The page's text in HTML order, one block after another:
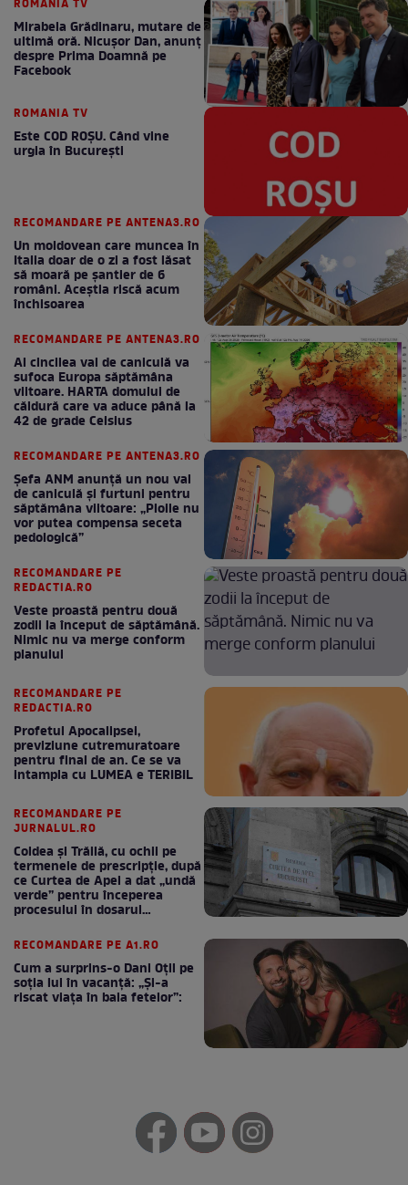
ROMANIA TV
Mirabela Grădinaru, mutare de
ultimă oră. Nicuşor Dan, anunţ
despre Prima Doamnă pe
Facebook
ROMANIA TV
Este COD ROŞU. Când vine
urgia în Bucureşti
RECOMANDARE PE ANTENA3.RO
Un moldovean care muncea în
Italia doar de o zi a fost lăsat
să moară pe şantier de 6
români. Aceștia riscă acum
închisoarea
RECOMANDARE PE ANTENA3.RO
Al cincilea val de caniculă va
sufoca Europa săptămâna
viitoare. HARTA domului de
căldură care va aduce până la
42 de grade Celsius
RECOMANDARE PE ANTENA3.RO
Șefa ANM anunță un nou val
de caniculă și furtuni pentru
săptămâna viitoare: „Ploile nu
vor putea compensa seceta
pedologică”
RECOMANDARE PE
REDACTIA.RO
Veste proastă pentru două
zodii la început de săptămână.
Nimic nu va merge conform
planului
RECOMANDARE PE
REDACTIA.RO
Profetul Apocalipsei,
previziune cutremuratoare
pentru final de an. Ce se va
intampla cu LUMEA e TERIBIL
RECOMANDARE PE
JURNALUL.RO
Coldea și Trăilă, cu ochii pe
termenele de prescripție, după
ce Curtea de Apel a dat „undă
verde” pentru începerea
procesului în dosarul
RECOMANDARE PE A1.RO
Cum a surprins-o Dani Oțil pe
soția lui în vacanță: „Și-a
riscat viața în baia fetelor”: